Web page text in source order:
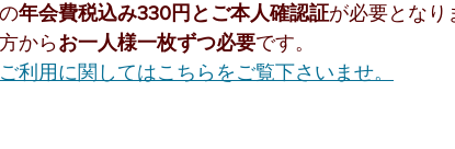
年会費税込み330円とご本人確認証が必要となり
からお一人様一枚ずつ必要です。
利用に関してはこちらをご覧下さいませ。